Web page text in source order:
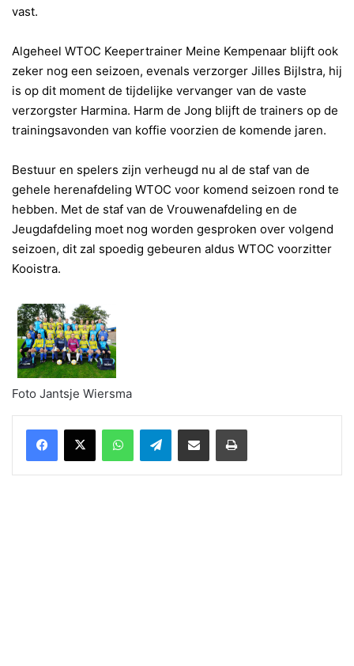
vast.
Algeheel WTOC Keepertrainer Meine Kempenaar blijft ook
zeker nog een seizoen, evenals verzorger Jilles Bijlstra, hij
is op dit moment de tijdelijke vervanger van de vaste
verzorgster Harmina. Harm de Jong blijft de trainers op de
trainingsavonden van koffie voorzien de komende jaren.
Bestuur en spelers zijn verheugd nu al de staf van de
gehele herenafdeling WTOC voor komend seizoen rond te
hebben. Met de staf van de Vrouwenafdeling en de
Jeugdafdeling moet nog worden gesproken over volgend
seizoen, dit zal spoedig gebeuren aldus WTOC voorzitter
Kooistra.
Foto Jantsje Wiersma
WhatsAppTelegramDelen via Email Print